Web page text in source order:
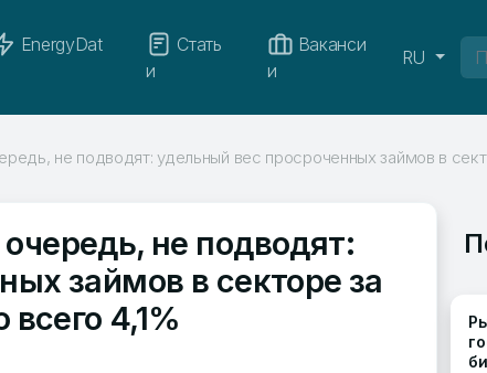
EnergyDat
Стать
и
Ваканси
и
RU
не подводят: удельный вес просроченных займов в
не подводят:
займов в секторе за
4,1%